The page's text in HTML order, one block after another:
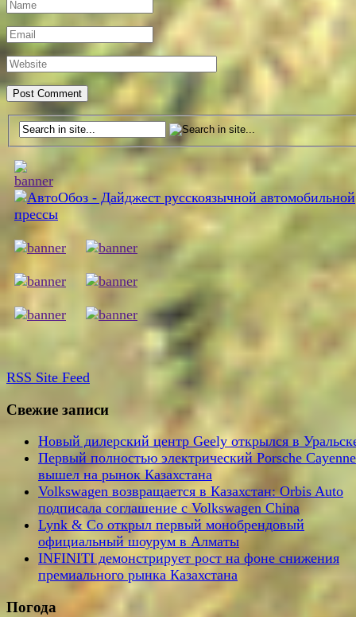
RSS Site Feed
Свежие записи
Новый дилерский центр Geely открылся в
Первый полностью электрический Porsche Cayenne
вышел на рынок Казахстана
Volkswagen возвращается в Казахстан: Orbis Auto
подписала соглашение с Volkswagen China
Lynk & Co открыл первый монобрендовый
официальный шоурум в Алматы
INFINITI демонстрирует рост на фоне снижения
премиального рынка Казахстана
Погода